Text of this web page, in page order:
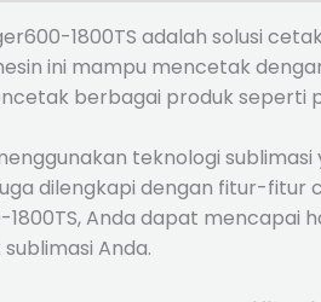
1800TS adalah solusi
ini mampu mencetak
berbagai produk seperti
teknologi
dilengkapi dengan fitur-fitur
1800TS, Anda dapat
Anda.